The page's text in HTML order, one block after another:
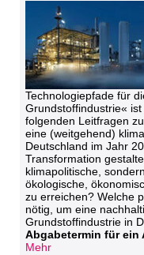
Technologiepfade für
Grundstoffindustrie«
folgenden Leitfragen
eine (weitgehend)
Deutschland im Jahr
Transformation
klimapolitische,
ökologische,
zu erreichen? Welche
nötig, um eine
Grundstoffindustrie in
Abgabetermin für ein
Mehr